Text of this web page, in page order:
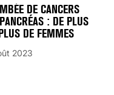
DE CANCERS
: DE PLUS
DE FEMMES
2023